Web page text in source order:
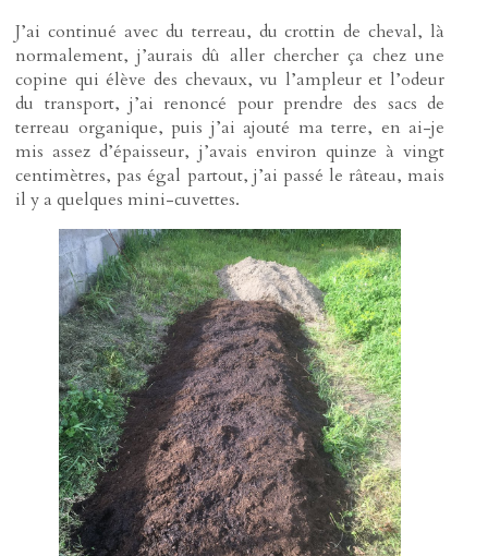
J’ai continué avec du terreau, du crottin de cheval, là
normalement, j’aurais dû aller chercher ça chez une
copine qui élève des chevaux, vu l’ampleur et l’odeur
du transport, j’ai renoncé pour prendre des sacs de
terreau organique, puis j’ai ajouté ma terre, en ai-je
mis assez d’épaisseur, j’avais environ quinze à vingt
centimètres, pas égal partout, j’ai passé le râteau, mais
il y a quelques mini-cuvettes.